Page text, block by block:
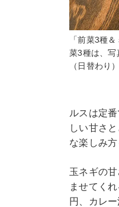
「前菜3種
菜3種は、写
（日替わり
ルスは定
しい甘さ
な楽しみ
玉ネギの
ませてく
円、カレ